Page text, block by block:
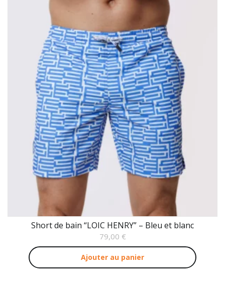
Short de bain “LOIC HENRY” – Bleu et blanc
79,00 €
Ajouter au panier